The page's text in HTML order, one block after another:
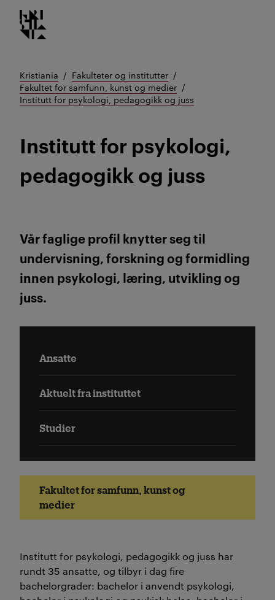
Gå
til
Kristiania logo
Kristiania
Fakulteter og institutter
Fakultet for samfunn, kunst og medier
Institutt for psykologi, pedagogikk og juss
Institutt for psykologi,
pedagogikk og juss
Vår faglige profil knytter seg til
undervisning, forskning og formidling
innen psykologi, læring, utvikling og
juss.
Ansatte
Aktuelt fra instituttet
Studier
Fakultet for samfunn, kunst og
medier
Institutt for psykologi, pedagogikk og juss har
rundt 35 ansatte, og tilbyr i dag fire
bachelorgrader: bachelor i anvendt psykologi,